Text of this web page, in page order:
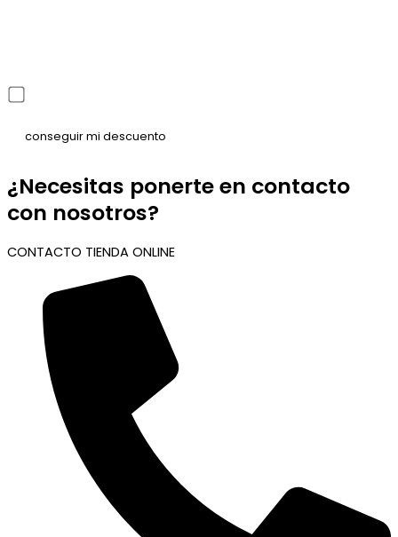
¿Necesitas ponerte en contacto
con nosotros?
CONTACTO TIENDA ONLINE